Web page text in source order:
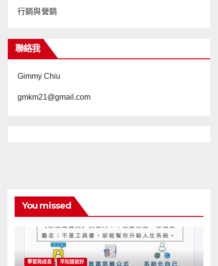
行銷與營銷
聯絡我
Gimmy Chiu
gmkm21@gmail.com
You missed
學習與成長 早知道就好